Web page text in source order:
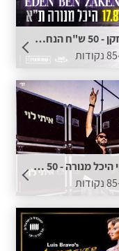
עדן בן זקן - 50 ש"ח הנחה לכרטיס בתוספת נקודות
איתי לוי היכל מנורה - 50 ש"ח הנחה לכרטיס בתוספת נקודות